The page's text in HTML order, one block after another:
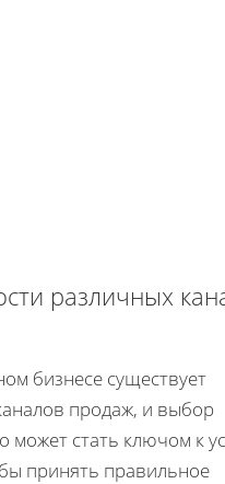
различных
бизнесе существует
продаж, и выбор
может стать ключом к
принять правильное